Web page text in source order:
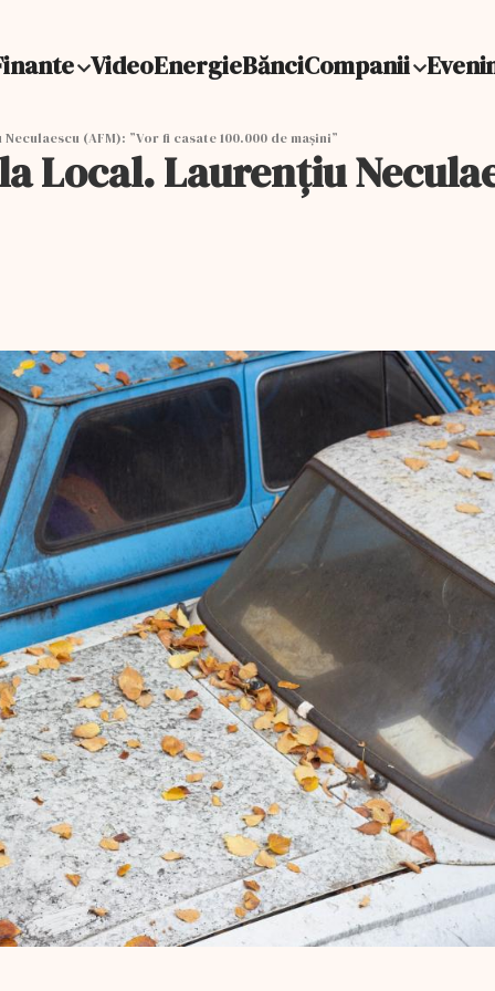
VideoEnergieBănciCompanii
(AFM): ”Vor fi casate 100.000 de mașini”
Local. Laurențiu